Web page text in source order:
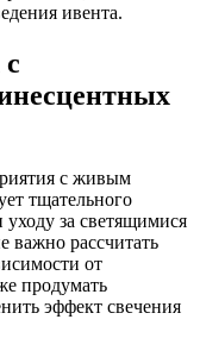
ивента.
с живым
тщательного
за светящимися
важно рассчитать
от
продумать
эффект свечения